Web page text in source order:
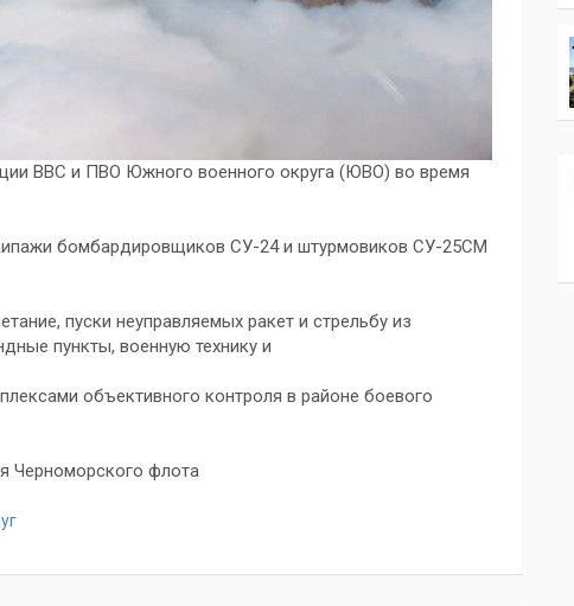
ВВС и ПВО Южного военного округа (ЮВО) во время
бомбардировщиков СУ-24 и штурмовиков СУ-25СМ
пуски неуправляемых ракет и стрельбу из
пункты, военную технику и
объективного контроля в районе боевого
Черноморского флота